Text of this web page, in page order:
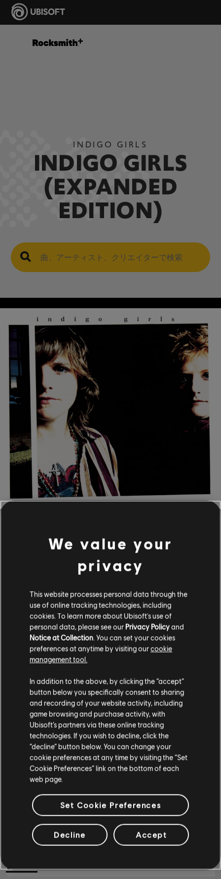
INDIGO GIRLS
INDIGO GIRLS
(EXPANDED
EDITION)
フィルター
オルタネイトリードギター
リズムギター
オルタネイトリズムギター
コードチャート
ベース
ベース
オルタネイトベース
ベースチャート
ピアノ
ピアノ
曲ライブラリー
アーティスト（A～Z）
Indigo Girls
Indigo Girls (Expanded Edition)
7件中1～7件目を表示中
アーティスト
Blood And Fire Album Version
Indigo Girls
Center Stage Live at Shepherds Bush Empire,
Indigo Girls
Closer to Fine
Indigo Girls
We value your
privacy
This website processes personal data through the
use of online tracking technologies, including
cookies. To learn more about Ubisoft's use of
personal data, please see our Privacy Policyand
Notice at Collection. You can set your cookies
preferences at anytime by visiting ourcookie
management tool.
In addition to the above, by clicking the “accept”
button below you specifically consent to sharing
and recording of your website activity, including
game browsing and purchase activity, with
Ubisoft’s partners via these online tracking
technologies. If you wish to decline, click the
“decline” button below. You can change your
cookie preferences at any time by visiting the “Set
Cookie Preferences” link on the bottom of each
web page.
Set Cookie Preferences
Decline Accept